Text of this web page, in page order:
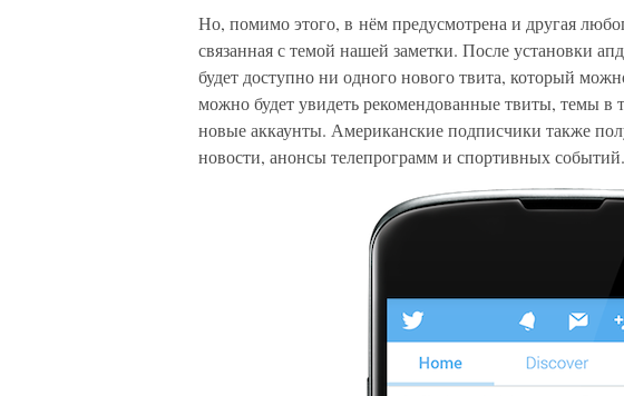
Но, помимо этого, в нём предусмотрена и другая
связанная с темой нашей заметки. После установки
будет доступно ни одного нового твита, который
можно будет увидеть рекомендованные твиты, темы в
новые аккаунты. Американские подписчики также
новости, анонсы телепрограмм и спортивных событий.